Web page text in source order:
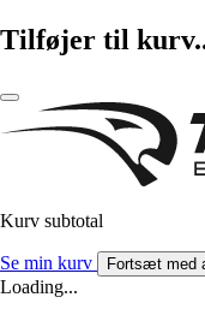
Tilføjer til
Kurv subtotal
Se min kurv Fortsæt med
Loading...